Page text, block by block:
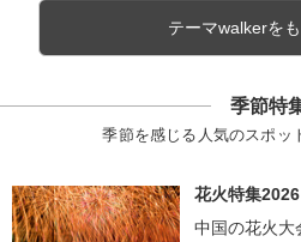
テーマwalkerを
季節特
季節を感じる人気のスポッ
花火特集2026
中国の花火大